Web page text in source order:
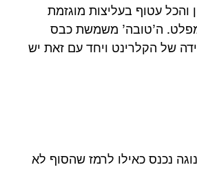
והכל עטוף בעליצות מוגזמת
ה’טובה’ משמשת כבס
של הקלרינט ויחד עם זאת יש
נכנס כאילו לרמז שהסוף לא